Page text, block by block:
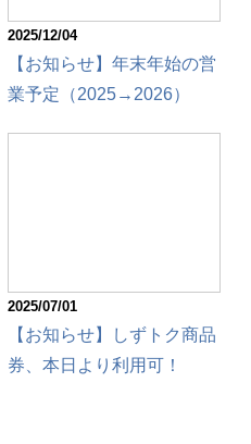
2025/12/04
【お知らせ】年末年始の営
業予定（2025→2026）
2025/07/01
【お知らせ】しずトク商品
券、本日より利用可！